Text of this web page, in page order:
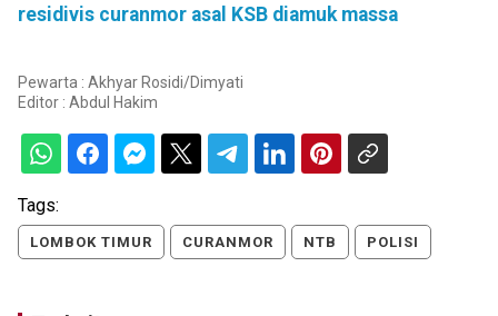
residivis curanmor asal KSB diamuk massa
Pewarta : Akhyar Rosidi/Dimyati
Editor : Abdul Hakim
Tags:
LOMBOK TIMUR CURANMOR NTB POLISI